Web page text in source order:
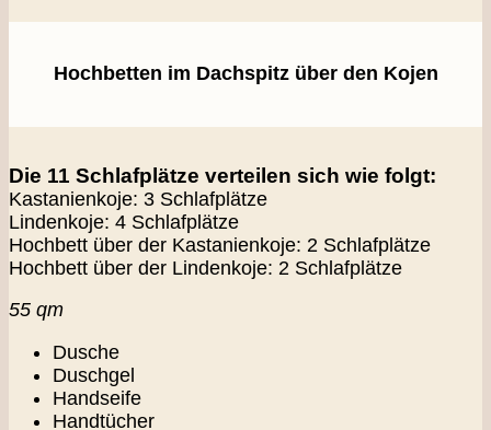
Hochbetten im Dachspitz über den Kojen
Die 11 Schlafplätze verteilen sich wie folgt:
Kastanienkoje: 3 Schlafplätze
Lindenkoje: 4 Schlafplätze
Hochbett über der Kastanienkoje: 2 Schlafplätze
Hochbett über der Lindenkoje: 2 Schlafplätze
55 qm
Dusche
Duschgel
Handseife
Handtücher